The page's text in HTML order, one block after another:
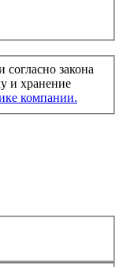
закона
и хранение
компании.